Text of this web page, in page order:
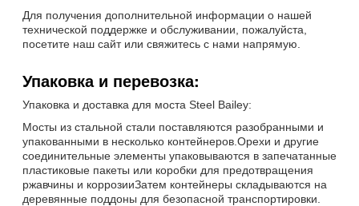
Для получения дополнительной информации о нашей
технической поддержке и обслуживании, пожалуйста,
посетите наш сайт или свяжитесь с нами напрямую.
Упаковка и перевозка:
Упаковка и доставка для моста Steel Bailey:
Мосты из стальной стали поставляются разобранными и
упакованными в несколько контейнеров.Орехи и другие
соединительные элементы упаковываются в запечатанные
пластиковые пакеты или коробки для предотвращения
ржавчины и коррозииЗатем контейнеры складываются на
деревянные поддоны для безопасной транспортировки.